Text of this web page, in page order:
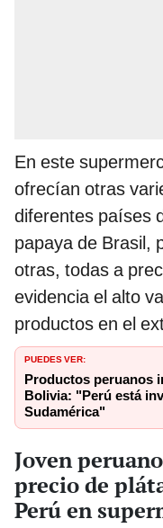
En este
ofrecían otras
diferentes países
papaya de Brasil,
otras, todas a
evidencia el alto
productos en el
PUEDES VER:
Productos peruanos
Bolivia: "Perú está
Sudamérica"
Joven
precio de
Perú en